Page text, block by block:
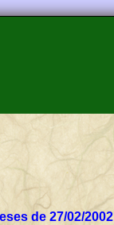
de 27/02/2002